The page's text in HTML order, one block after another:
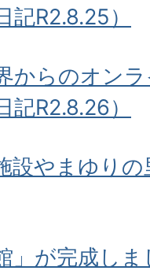
R2.8.25）
からのオン
R2.8.26）
設やまゆり
」が完成し